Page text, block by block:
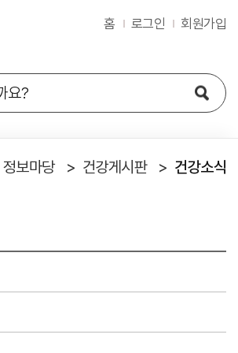
홈 로그인 회원가입
정보마당 건강게시판 건강소식